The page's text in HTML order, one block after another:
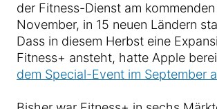
der Fitness-Dienst am
November, in 15 neuen Ländern
Dass in diesem Herbst eine
Fitness+ ansteht, hatte Apple
dem Special-Event im September